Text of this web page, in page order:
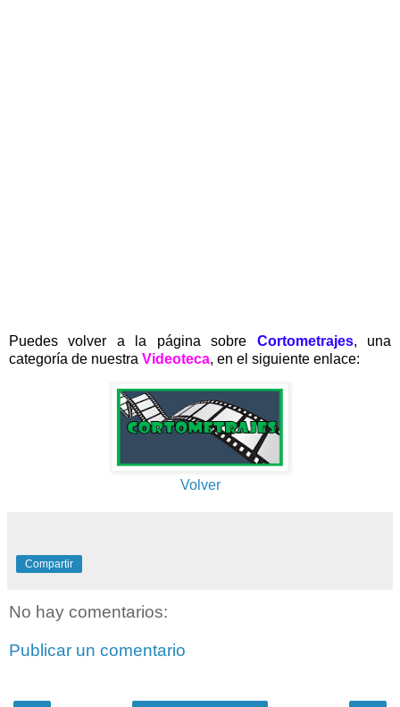
Puedes volver a la página sobre Cortometrajes, una
categoría de nuestra Videoteca, en el siguiente enlace:
Volver
Compartir
No hay comentarios:
Publicar un comentario